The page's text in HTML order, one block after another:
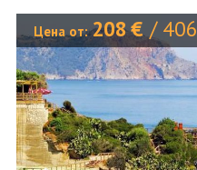
0700 144 34
ПОСЛЕДВАЙТЕ НИ
Цена от:208€ / 406